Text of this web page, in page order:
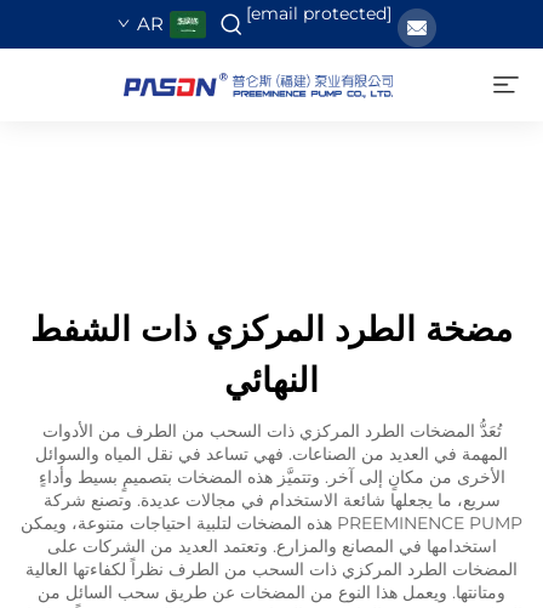
[email protected]
AR
مضخة الطرد المركزي ذات الشفط
النهائي
تُعَدُّ المضخات الطرد المركزي ذات السحب من الطرف من الأدوات
المهمة في العديد من الصناعات. فهي تساعد في نقل المياه والسوائل
الأخرى من مكانٍ إلى آخر. وتتميَّز هذه المضخات بتصميمٍ بسيط وأداءٍ
سريع، ما يجعلها شائعة الاستخدام في مجالات عديدة. وتصنع شركة
PREEMINENCE PUMP هذه المضخات لتلبية احتياجات متنوعة، ويمكن
استخدامها في المصانع والمزارع. وتعتمد العديد من الشركات على
المضخات الطرد المركزي ذات السحب من الطرف نظراً لكفاءتها العالية
ومتانتها. ويعمل هذا النوع من المضخات عن طريق سحب السائل من